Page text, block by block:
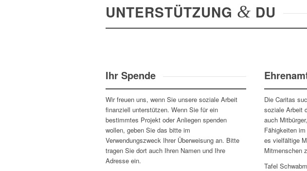
UNTERSTÜTZUNG & DU
Ihr Spende
Wir freuen uns, wenn Sie unsere soziale Arbeit
finanziell unterstützen. Wenn Sie für ein
bestimmtes Projekt oder Anliegen spenden
wollen, geben Sie das bitte im
Verwendungszweck Ihrer Überweisung an. Bitte
tragen Sie dort auch Ihren Namen und Ihre
Adresse ein.
Die Caritas
soziale Arbeit
auch
Fähigkeiten
es vielfältige
Mitmenschen
Tafel